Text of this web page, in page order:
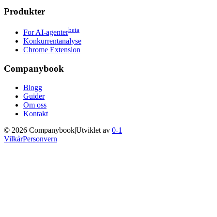
Produkter
For AI-agenterbeta
Konkurrentanalyse
Chrome Extension
Companybook
Blogg
Guider
Om oss
Kontakt
© 2026 Companybook|Utviklet av 0-1
VilkårPersonvern